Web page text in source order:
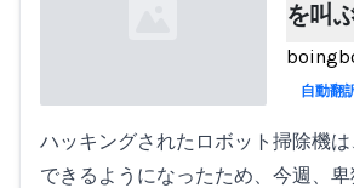
Loading...
を叫
自動翻
ハッキングされたロボット掃除機
できるようになったため、今週、